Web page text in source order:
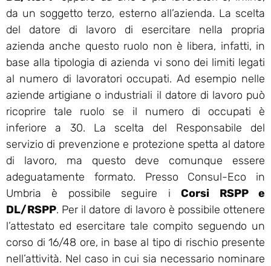
da un soggetto terzo, esterno all’azienda. La scelta
del datore di lavoro di esercitare nella propria
azienda anche questo ruolo non è libera, infatti, in
base alla tipologia di azienda vi sono dei limiti legati
al numero di lavoratori occupati. Ad esempio nelle
aziende artigiane o industriali il datore di lavoro può
ricoprire tale ruolo se il numero di occupati è
inferiore a 30. La scelta del Responsabile del
servizio di prevenzione e protezione spetta al datore
di lavoro, ma questo deve comunque essere
adeguatamente formato. Presso Consul-Eco in
Umbria è possibile seguire iCorsi RSPP e
DL/RSPP. Per il datore di lavoro è possibile ottenere
l’attestato ed esercitare tale compito seguendo un
corso di 16/48 ore, in base al tipo di rischio presente
nell’attività. Nel caso in cui sia necessario nominare